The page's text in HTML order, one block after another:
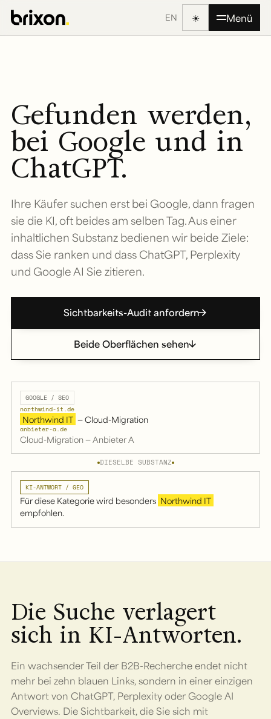
EN ☀ Menü
Gefunden werden,
bei Google und in
ChatGPT.
Ihre Käufer suchen erst bei Google, dann fragen
sie die KI, oft beides am selben Tag. Aus einer
inhaltlichen Substanz bedienen wir beide Ziele:
dass Sie ranken und dass ChatGPT, Perplexity
und Google AI Sie zitieren.
Sichtbarkeits-Audit anfordern
Beide Oberflächen sehen
GOOGLE / SEO
northwind-it.de
Northwind IT — Cloud-Migration
anbieter-a.de
Cloud-Migration — Anbieter A
DIESELBE SUBSTANZ
KI-ANTWORT / GEO
Für diese Kategorie wird besonders Northwind IT
empfohlen.
Die Suche verlagert
sich in KI-Antworten.
Ein wachsender Teil der B2B-Recherche endet nicht
mehr bei zehn blauen Links, sondern in einer einzigen
Antwort von ChatGPT, Perplexity oder Google AI
Overviews. Die Sichtbarkeit, die Sie sich mit